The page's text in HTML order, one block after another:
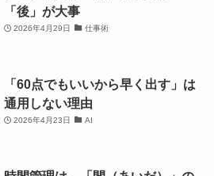
「後」が大事
2026年4月29日 仕事術
「60点でもいいから早く出す」は
通用しない理由
2026年4月23日 AI